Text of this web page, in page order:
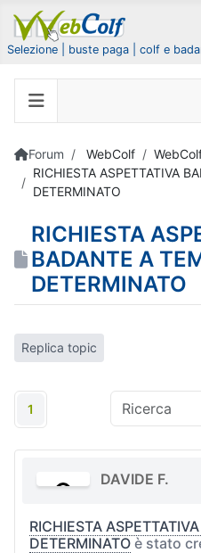
Selezione | buste paga | colf e
Forum WebColf
RICHIESTA ASPETTATIVA
DETERMINATO
RICHIESTA
BADANTE A
DETERMINATO
Replica topic
1
DAVIDE F.
RICHIESTA
DETERMINATO è stato